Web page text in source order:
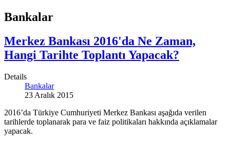
Bankalar
Merkez Bankası 2016'da Ne Zaman,
Hangi Tarihte Toplantı Yapacak?
Details
Bankalar
23 Aralık 2015
2016’da Türkiye Cumhuriyeti Merkez Bankası aşağıda verilen
tarihlerde toplanarak para ve faiz politikaları hakkında açıklamalar
yapacak.